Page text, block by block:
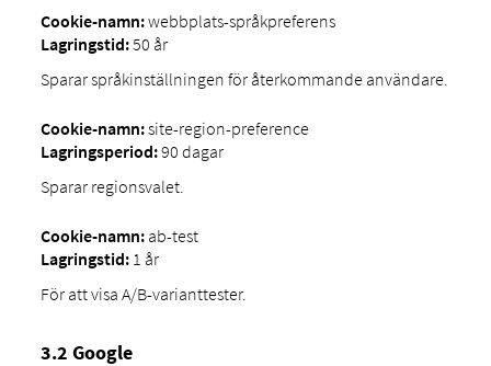
Cookie-namn:webbplats-språkpreferens
Lagringstid:50 år
Sparar språkinställningen för återkommande användare.
Cookie-namn:site-region-preference
Lagringsperiod:90 dagar
Sparar regionsvalet.
Cookie-namn:ab-test
Lagringstid:1 år
För att visa A/B-varianttester.
3.2 Google